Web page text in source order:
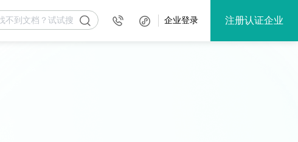
企业登录 注册认证企业